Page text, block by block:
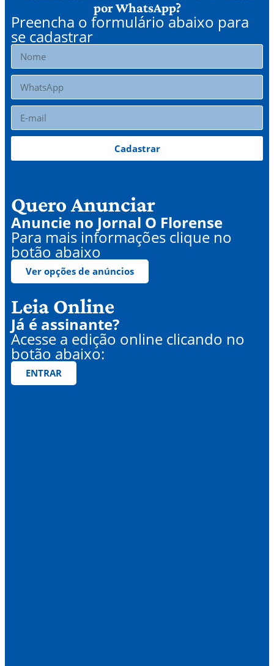
por WhatsApp?
Preencha o formulário abaixo para
se cadastrar
Cadastrar
Quero Anunciar
Anuncie no Jornal O Florense
Para mais informações clique no
botão abaixo
Ver opções de anúncios
Leia Online
Já é assinante?
Acesse a edição online clicando no
botão abaixo:
ENTRAR